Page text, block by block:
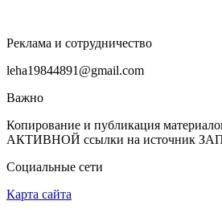
Реклама и сотрудничество
leha19844891@gmail.com
Важно
Копирование и публикация
АКТИВНОЙ ссылки на источник
Социальные сети
Карта сайта